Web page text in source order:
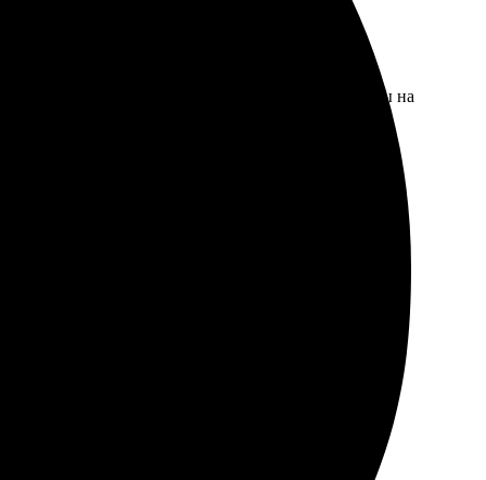
и интуитивно понятным. Загрузила файлы на
оперативность и качество. Теперь буду
через сайт, ничего лишнего.